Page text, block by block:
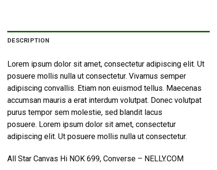
DESCRIPTION
Lorem ipsum dolor sit amet, consectetur adipiscing elit. Ut
posuere mollis nulla ut consectetur. Vivamus semper
adipiscing convallis. Etiam non euismod tellus. Maecenas
accumsan mauris a erat interdum volutpat. Donec volutpat
purus tempor sem molestie, sed blandit lacus
posuere. Lorem ipsum dolor sit amet, consectetur
adipiscing elit. Ut posuere mollis nulla ut consectetur.
All Star Canvas Hi NOK 699, Converse – NELLY.COM